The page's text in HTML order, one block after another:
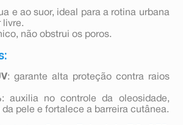
e ao suor, ideal para a rotina urbana
livre.
não obstrui os poros.
: garante alta proteção contra raios
: auxilia no controle da oleosidade,
pele e fortalece a barreira cutânea.